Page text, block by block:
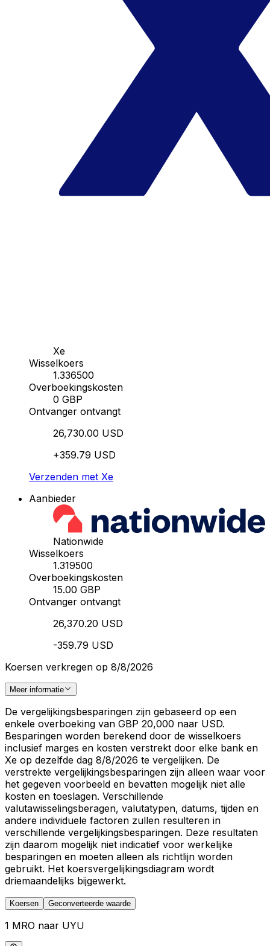
Xe
Wisselkoers
1.336500
Overboekingskosten
0 GBP
Ontvanger ontvangt
26,730.00 USD
+359.79 USD
Verzenden met Xe
Aanbieder
Nationwide
Wisselkoers
1.319500
Overboekingskosten
15.00 GBP
Ontvanger ontvangt
26,370.20 USD
-359.79 USD
Koersen verkregen op 8/8/2026
Meer informatie
De vergelijkingsbesparingen zijn gebaseerd op een
enkele overboeking van GBP 20,000 naar USD.
Besparingen worden berekend door de wisselkoers
inclusief marges en kosten verstrekt door elke bank en
Xe op dezelfde dag 8/8/2026 te vergelijken. De
verstrekte vergelijkingsbesparingen zijn alleen waar voor
het gegeven voorbeeld en bevatten mogelijk niet alle
kosten en toeslagen. Verschillende
valutawisselingsberagen, valutatypen, datums, tijden en
andere individuele factoren zullen resulteren in
verschillende vergelijkingsbesparingen. Deze resultaten
zijn daarom mogelijk niet indicatief voor werkelijke
besparingen en moeten alleen als richtlijn worden
gebruikt. Het koersvergelijkingsdiagram wordt
driemaandelijks bijgewerkt.
Koersen Geconverteerde waarde
1 MRO naar UYU